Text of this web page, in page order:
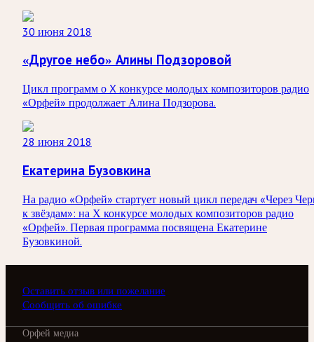
30 июня 2018
«Другое небо» Алины Подзоровой
Цикл программ о X конкурсе молодых композиторов радио
«Орфей» продолжает Алина Подзорова.
28 июня 2018
Екатерина Бузовкина
На радио «Орфей» стартует новый цикл передач «Через
к звёздам»: на Х конкурсе молодых композиторов радио
«Орфей». Первая программа посвящена Екатерине
Бузовкиной.
Оставить отзыв или пожелание
Сообщить об ошибке
Орфей медиа